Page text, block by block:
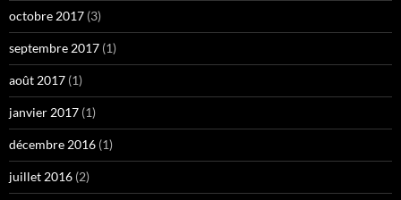
octobre 2017 (3)
septembre 2017 (1)
août 2017 (1)
janvier 2017 (1)
décembre 2016 (1)
juillet 2016 (2)